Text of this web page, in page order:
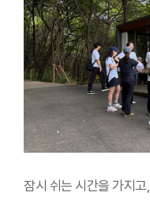
잠시 쉬는 시간을 가지고,